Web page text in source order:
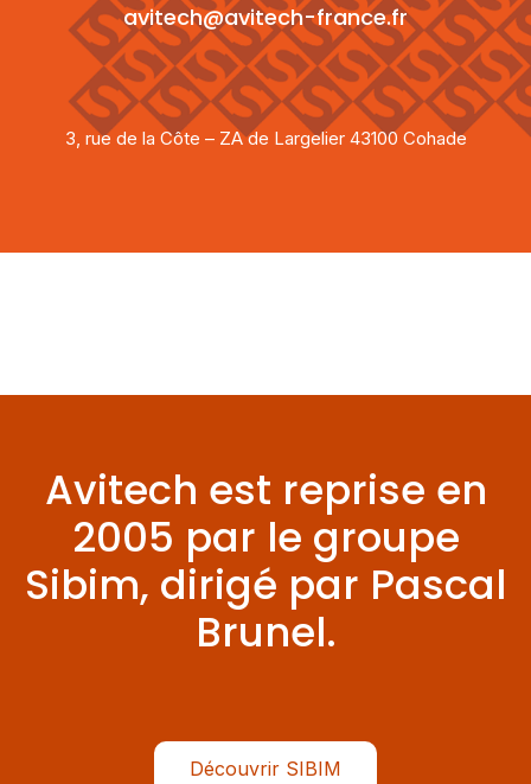
avitech@avitech-france.fr
3, rue de la Côte – ZA de Largelier 43100 Cohade
Avitech est reprise en
2005 par le groupe
Sibim, dirigé par Pascal
Brunel.
Découvrir SIBIM